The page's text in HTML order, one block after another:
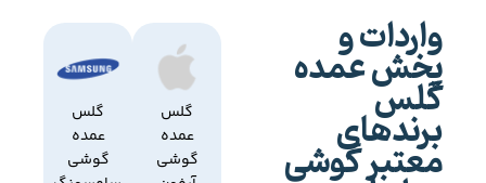
واردات و
پخش عمده
گلس
برندهای
معتبر گوشی
گلس
عمده
گوشی
گلس
عمده
گوشی